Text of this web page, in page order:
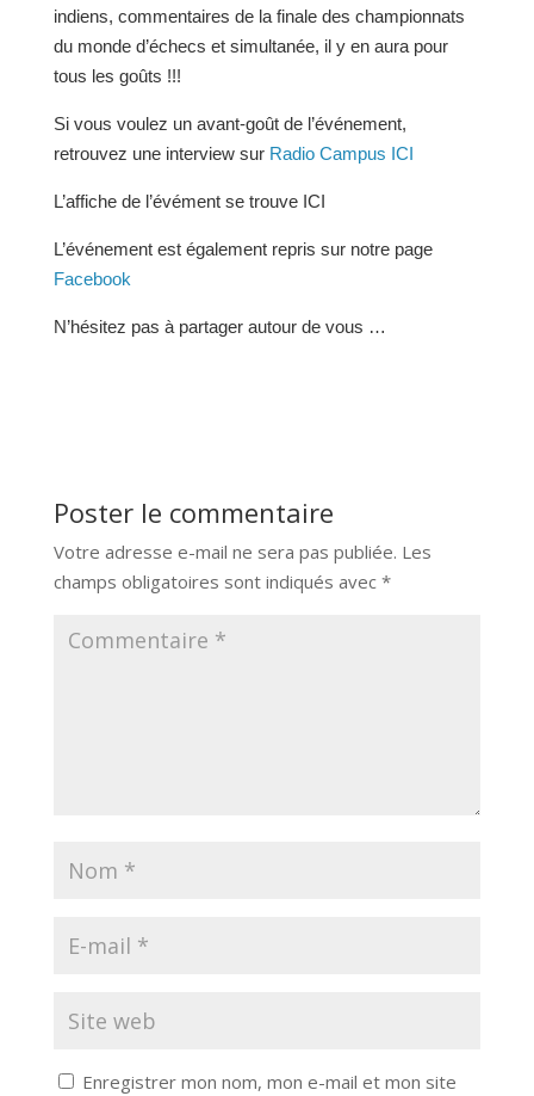
indiens, commentaires de la finale des championnats
du monde d’échecs et simultanée, il y en aura pour
tous les goûts !!!
Si vous voulez un avant-goût de l’événement,
retrouvez une interview sur Radio Campus ICI
L’affiche de l’évément se trouve ICI
L’événement est également repris sur notre page
Facebook
N’hésitez pas à partager autour de vous …
Poster le commentaire
Votre adresse e-mail ne sera pas publiée. Les
champs obligatoires sont indiqués avec *
Enregistrer mon nom, mon e-mail et mon site